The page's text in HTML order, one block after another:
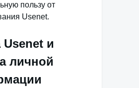
пользу от
Usenet.
Usenet и
личной